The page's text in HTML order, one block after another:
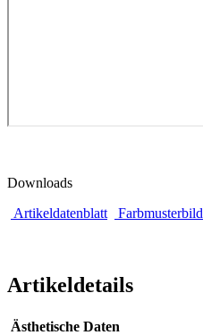
Downloads
Artikeldatenblatt
Farbmusterbild
Artikeldetails
Ästhetische Daten